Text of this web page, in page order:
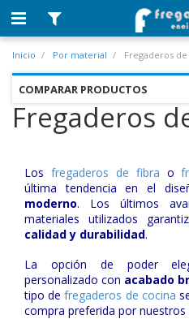
Inicio Por material Fregaderos de
COMPARAR PRODUCTOS
Fregaderos
Los fregaderos de fibra o
última tendencia en el
moderno. Los últimos
materiales utilizados
calidad y durabilidad.
La opción de poder
personalizado con acabado
tipo defregaderos de cocina
compra preferida por nuestros